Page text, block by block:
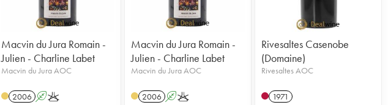
Macvin du Jura Romain -
Julien - Charline Labet
Macvin du Jura AOC
2006 AK
Macvin du Jura Romain -
Julien - Charline Labet
Macvin du Jura AOC
2006 AK
Rivesaltes Casenobe
(Domaine)
Rivesaltes AOC
1971